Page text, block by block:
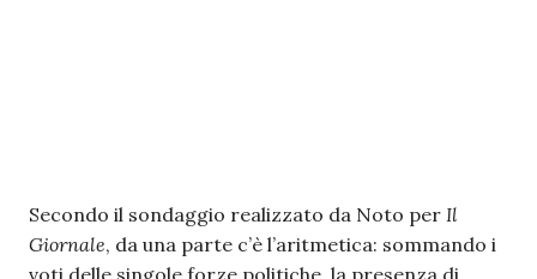
Secondo il sondaggio realizzato da Noto per Il
Giornale, da una parte c’è l’aritmetica: sommando i
voti delle singole forze politiche, la presenza di